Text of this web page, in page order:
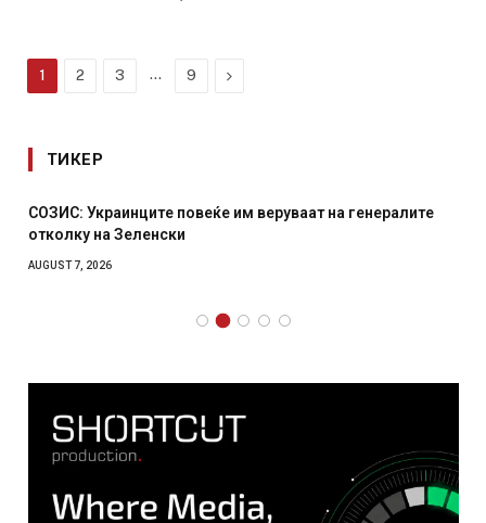
1 2 3 … 9 Next
ТИКЕР
СОЗИС: Украинците повеќе им веруваат на генералите
отколку на Зеленски
AUGUST 7, 2026